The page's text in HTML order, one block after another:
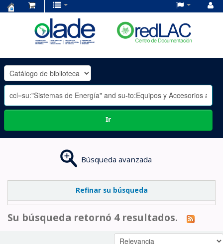
OLADE
-
Ir
Búsqueda avanzada
Refinar su búsqueda
Su búsqueda retornó 4 resultados.